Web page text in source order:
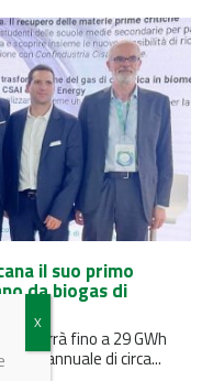
il suo primo
da biogas di
produrrà fino a 29 GWh
annuale di circa...